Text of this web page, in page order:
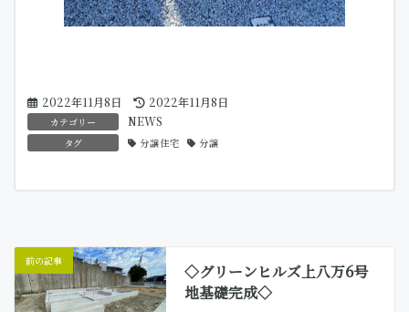
2022年11月8日
最
終
新
2022年11月8日
カテゴリー NEWS
タグ 分譲住宅 分譲
前の記事
◇グリーンヒルズ上八万6号
地基礎完成◇